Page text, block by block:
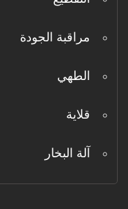
مراقبة الجودة
الطهي
قلاية
آلة البخار